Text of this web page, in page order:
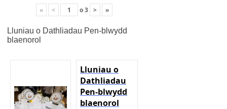
« < o3 > »
Lluniau o Dathliadau Pen-blwydd
blaenorol
Lluniau o
Dathliadau
Pen-blwydd
blaenorol